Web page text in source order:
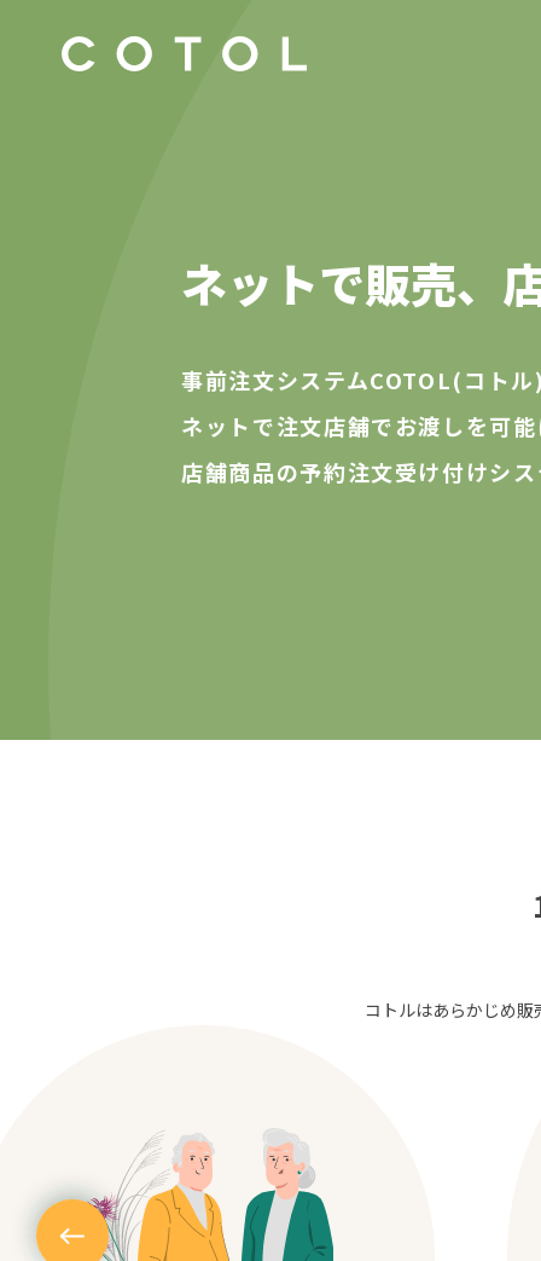
ネットで販売、
事前注文システムCOTOL(コト
ネットで注文店舗でお渡しを可
店舗商品の予約注文受け付けシ
コトルはあらかじめ